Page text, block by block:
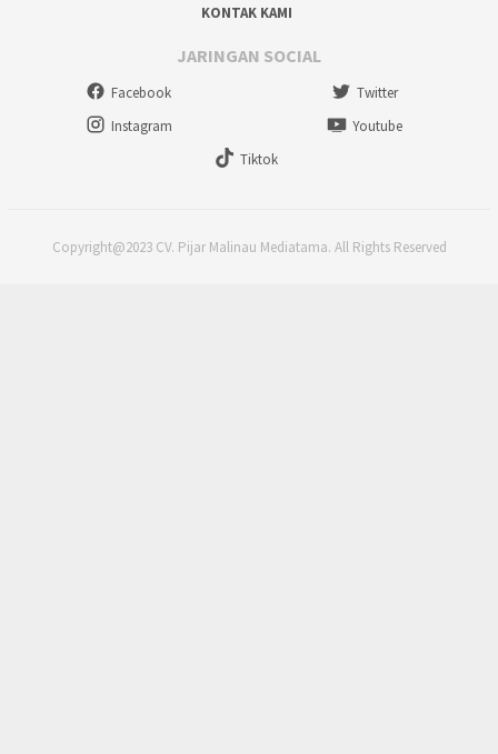
KONTAK KAMI
JARINGAN SOCIAL
Facebook
Twitter
Instagram
Youtube
Tiktok
Copyright@2023 CV. Pijar Malinau Mediatama. All Rights Reserved